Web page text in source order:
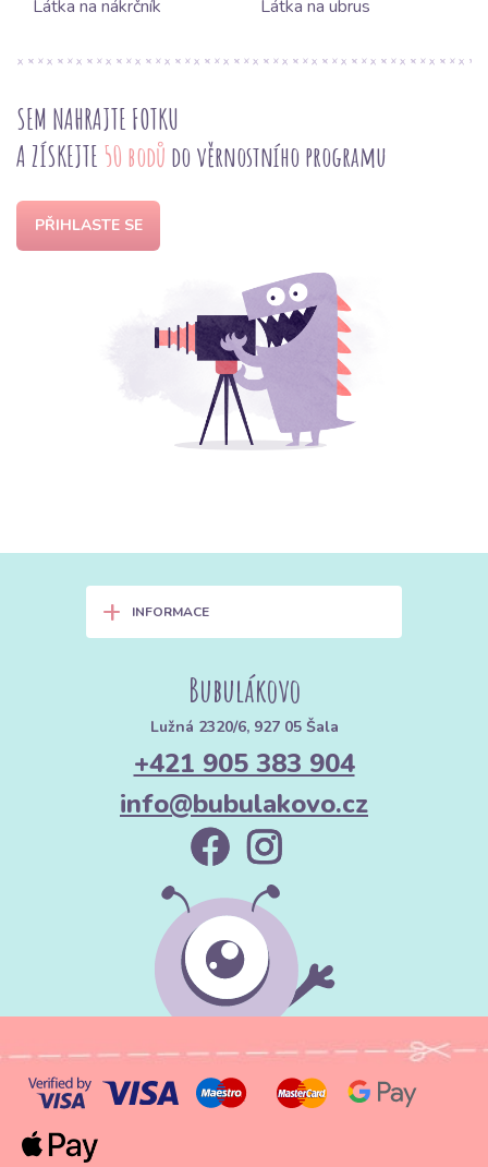
Látka na nákrčník Látka na ubrus
SEM NAHRAJTE FOTKU
A ZÍSKEJTE 50 bodů do věrnostního programu
PŘIHLASTE SE
+ INFORMACE
Bubulákovo
Lužná 2320/6, 927 05 Šala
+421 905 383 904
info@bubulakovo.cz